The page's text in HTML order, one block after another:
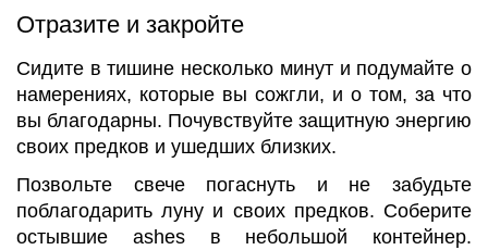
Отразите и закройте
Сидите в тишине несколько минут и подумайте о
намерениях, которые вы сожгли, и о том, за что
вы благодарны. Почувствуйте защитную энергию
своих предков и ушедших близких.
Позвольте свече погаснуть и не забудьте
поблагодарить луну и своих предков. Соберите
остывшие ashes в небольшой контейнер.